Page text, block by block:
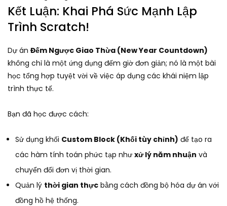
Kết Luận: Khai Phá Sức Mạnh Lập
Trình Scratch!
Dự án Đếm Ngược Giao Thừa (New Year Countdown)
không chỉ là một ứng dụng đếm giờ đơn giản; nó là một bài
học tổng hợp tuyệt vời về việc áp dụng các khái niệm lập
trình thực tế.
Bạn đã học được cách:
Sử dụng khối Custom Block (Khối tùy chỉnh) để tạo ra
các hàm tính toán phức tạp như xử lý năm nhuận và
chuyển đổi đơn vị thời gian.
Quản lý thời gian thực bằng cách đồng bộ hóa dự án với
đồng hồ hệ thống.